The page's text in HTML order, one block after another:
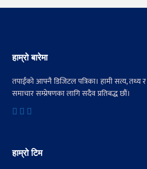
हाम्रो बारेमा
तपाईंको आफ्नै डिजिटल पत्रिका। हामी सत्य, तथ्य र
समाचार सम्प्रेषणका लागि सदैव प्रतिबद्ध छौं।
हाम्रो टिम